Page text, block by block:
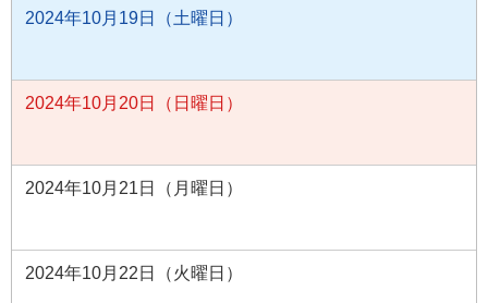
2024年10月19日（土曜日）
2024年10月20日（日曜日）
2024年10月21日（月曜日）
2024年10月22日（火曜日）